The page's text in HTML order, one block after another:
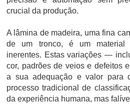
crucial da produção.
A lâmina de madeira, uma fina
de um tronco, é um material
inerentes. Estas variações —
cor, padrões de veios e defeitos
a sua adequação e valor para
processo tradicional de
da experiência humana, mas